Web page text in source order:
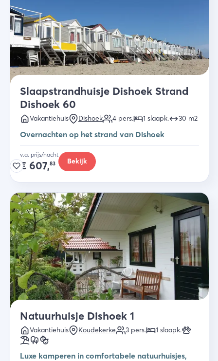
Slaapstrandhuisje Dishoek Strand
Dishoek 60
Vakantiehuis Dishoek 4 pers. 1 slaapk. 30 m2
Overnachten op het strand van Dishoek
v.a. prijs/nacht
€ 607,83 Bekijk
Natuurhuisje Dishoek 1
Vakantiehuis Koudekerke 3 pers. 1 slaapk.
Luxe kamperen in comfortabele natuurhuisjes,